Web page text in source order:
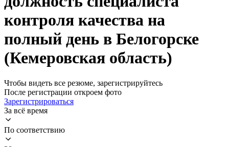
контроля качества на
полный день в Белогорске
(Кемеровская область)
Чтобы видеть все резюме, зарегистрируйтесь
После регистрации откроем фото
Зарегистрироваться
За всё время
По соответствию